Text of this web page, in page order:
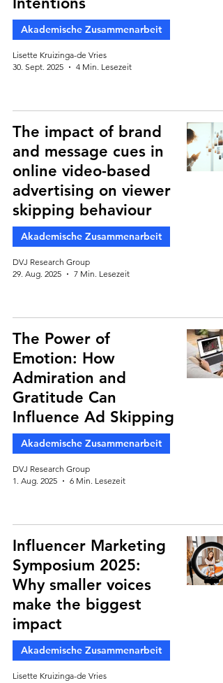
Akademische Zusammenarbeit
Lisette Kruizinga-de Vries
30. Sept. 2025
4 Min. Lesezeit
The impact of brand
and message cues in
online video-based
advertising on viewer
skipping behaviour
Akademische Zusammenarbeit
DVJ Research Group
29. Aug. 2025
7 Min. Lesezeit
The Power of
Emotion: How
Admiration and
Gratitude Can
Influence Ad Skipping
Akademische Zusammenarbeit
DVJ Research Group
1. Aug. 2025
6 Min. Lesezeit
Influencer Marketing
Symposium 2025:
Why smaller voices
make the biggest
impact
Akademische Zusammenarbeit
Lisette Kruizinga-de Vries